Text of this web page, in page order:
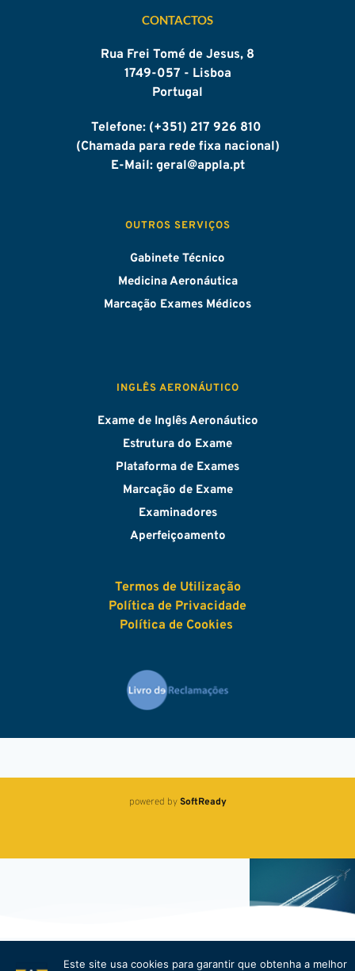
Termos de Utilização
Política de Privacidade
Política de Cookies
INGLÊS AERONÁUTICO
Exame de Inglês Aeronáutico
Estrutura do Exame
Plataforma de Exames
Marcação de Exame
Examinadores
Aperfeiçoamento
OUTROS SERVIÇOS
Gabinete Técnico
Medicina Aeronáutica
Marcação Exames Médicos
CONTACTOS
Rua Frei Tomé de Jesus, 8
1749-057 - Lisboa
Portugal
Telefone: (+351) 217 926 810
(Chamada para rede fixa nacional)
E-Mail: geral@appla.pt
powered by SoftReady
Este site usa cookies para garantir que obtenha a melhor